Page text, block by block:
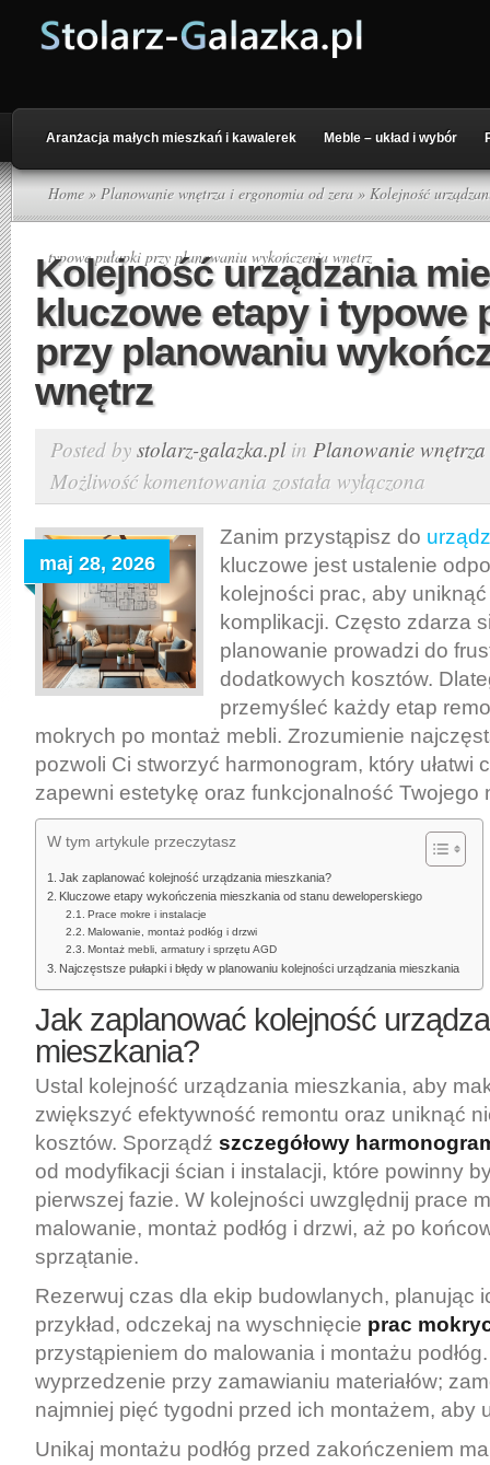
Aranżacja małych mieszkań i kawalerek Meble – układ i wybór
Home » Planowanie wnętrza i ergonomia od zera » Kolejność
typowe pułapki przy planowaniu wykończenia wnętrz
Kolejność urządzania
kluczowe etapy i typowe
przy planowaniu
wnętrz
Posted by stolarz-galazka.plin Planowanie
Możliwość komentowania Kolejność
urządzania
mieszkania:
kluczowe
etapy
typowe
pułapki
przy
planowaniu
wykończenia
wnętrz
została wyłączona
maj 28, 2026
Zanim przystąpisz do
kluczowe jest ustalenie
kolejności prac, aby
komplikacji. Często zdarza
planowanie prowadzi do
dodatkowych kosztów.
przemyśleć każdy etap
mokrych po montaż mebli. Zrozumienie
pozwoli Ci stworzyć harmonogram, który ułatwi
zapewni estetykę oraz funkcjonalność Twojego
W tym artykule przeczytasz
Jak zaplanować kolejność urządzania mieszkania?
Kluczowe etapy wykończenia mieszkania od stanu deweloperskiego
Prace mokre i instalacje
Malowanie, montaż podłóg i drzwi
Montaż mebli, armatury i sprzętu AGD
Najczęstsze pułapki i błędy w planowaniu kolejności urządzania mieszkania
Jak zaplanować kolejność
mieszkania?
Ustal kolejność urządzania mieszkania, aby
zwiększyć efektywność remontu oraz uniknąć
kosztów. Sporządź szczegółowy
od modyfikacji ścian i instalacji, które powinny
pierwszej fazie. W kolejności uwzględnij prace
malowanie, montaż podłóg i drzwi, aż po
sprzątanie.
Rezerwuj czas dla ekip budowlanych, planując
przykład, odczekaj na wyschnięcie prac
przystąpieniem do malowania i montażu
wyprzedzenie przy zamawianiu materiałów;
najmniej pięć tygodni przed ich montażem, aby
Unikaj montażu podłóg przed zakończeniem